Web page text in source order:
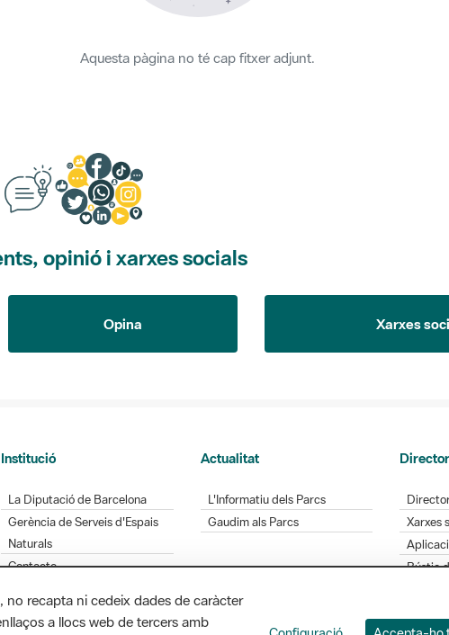
Aquesta pàgina no té cap fitxer adjunt.
opinió i xarxes socials
Opina Xarxes
Institució
La Diputació de Barcelona
Gerència de Serveis d'Espais
Naturals
Contacte
Actualitat
L'Informatiu dels Parcs
Gaudim als Parcs
Xarxes
Bústia
recapta ni cedeix dades de caràcter
a llocs web de tercers amb